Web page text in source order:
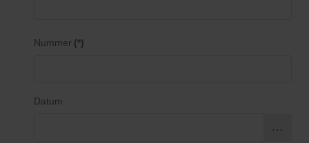
Nummer (*)
Datum
...